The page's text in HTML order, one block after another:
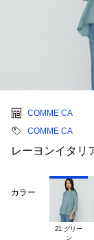
COMME CA
COMME CA
レーヨンイタリ
カラー
21:グリー